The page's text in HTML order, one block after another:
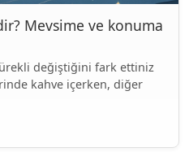
Mevsime ve konuma
değiştiğini fark ettiniz
kahve içerken, diğer